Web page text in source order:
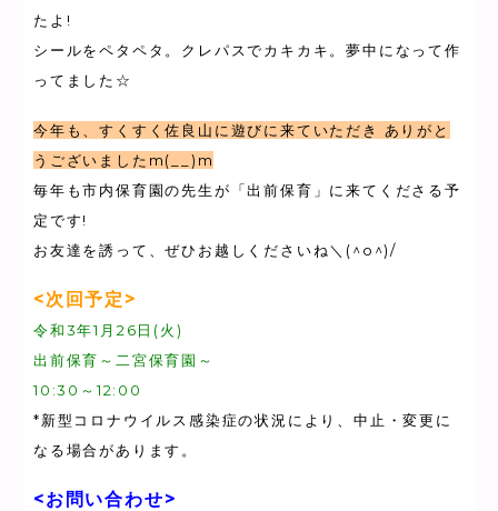
たよ!
シールをペタペタ。クレパスでカキカキ。夢中になって作
ってました☆
今年も、すくすく佐良山に遊びに来ていただき ありがと
うございましたm(__)m
毎年も市内保育園の先生が「出前保育」に来てくださる予
定です!
お友達を誘って、ぜひお越しくださいね＼(^o^)/
<次回予定>
令和3年1月26日(火)
出前保育～二宮保育園～
10:30～12:00
*新型コロナウイルス感染症の状況により、中止・変更に
なる場合があります。
<お問い合わせ>